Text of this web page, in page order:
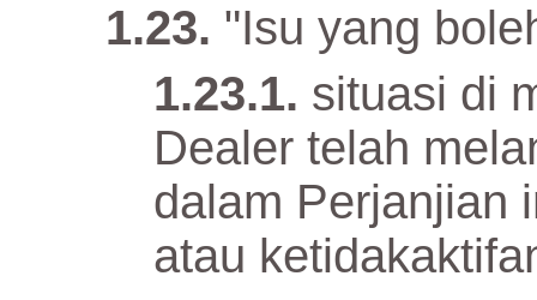
"Isu yang
situasi di
Dealer telah
dalam Perjanjian
atau